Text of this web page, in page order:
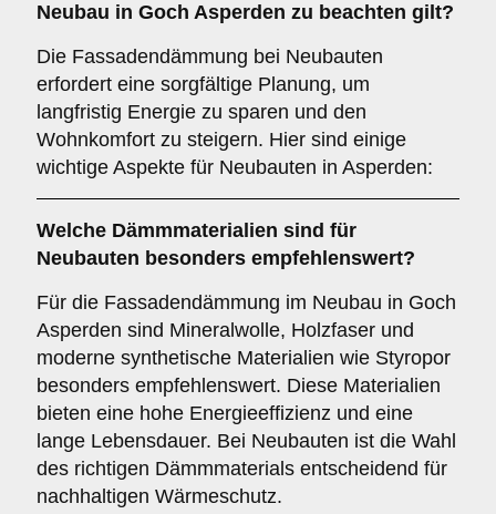
Neubau in Goch Asperden zu beachten gilt?
Die Fassadendämmung bei Neubauten
erfordert eine sorgfältige Planung, um
langfristig Energie zu sparen und den
Wohnkomfort zu steigern. Hier sind einige
wichtige Aspekte für Neubauten in Asperden:
Welche Dämmmaterialien sind für
Neubauten besonders empfehlenswert?
Für die Fassadendämmung im Neubau in Goch
Asperden sind Mineralwolle, Holzfaser und
moderne synthetische Materialien wie Styropor
besonders empfehlenswert. Diese Materialien
bieten eine hohe Energieeffizienz und eine
lange Lebensdauer. Bei Neubauten ist die Wahl
des richtigen Dämmmaterials entscheidend für
nachhaltigen Wärmeschutz.